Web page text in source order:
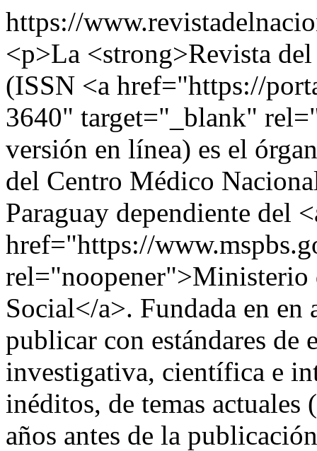
https://
<p>La <strong>Revista
(ISSN <a href="https://
3640" target="_blank"
versión en línea) es el
del Centro Médico
Paraguay dependiente del
href="https://
rel="noopener">Ministerio
Social</a>. Fundada en
publicar con estándares de
investigativa, científica e
inéditos, de temas actuales
años antes de la